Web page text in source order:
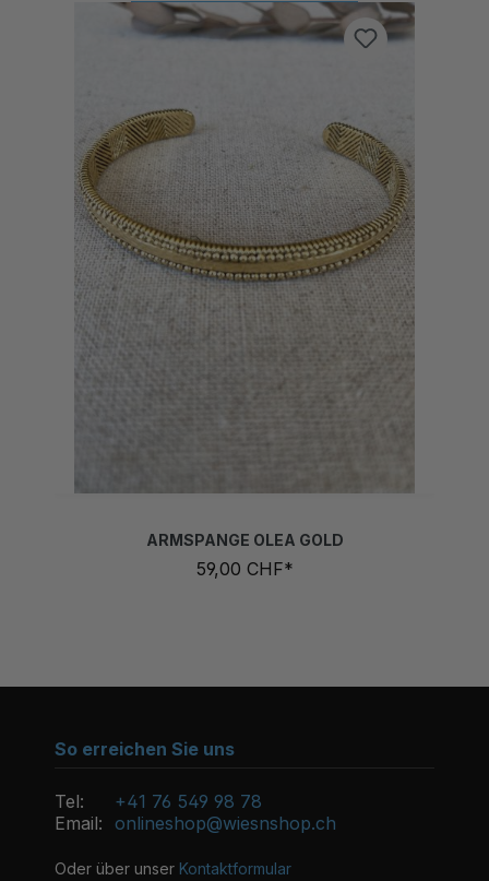
59,00 CHF*
So erreichen Sie uns
Tel:
+41 76 549 98 78
Email: onlineshop@wiesnshop.ch
Oder über unser Kontaktformular